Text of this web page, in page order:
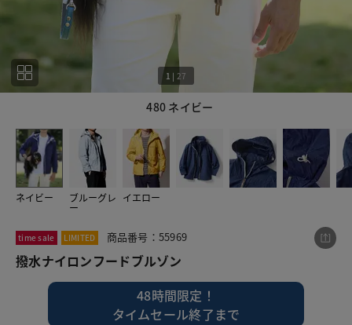
480 ネイビー
1 | 27
ネイビー ブルーグレ
ー
イエロー
time sale LIMITED 商品番号：55969
撥水ナイロンフードブルゾン
48時間限定！
タイムセール終了まで
この商品をシェアする
撥水ナイロンフードブルゾン
¥6,990
税込¥7,689
5.0 1レビュー